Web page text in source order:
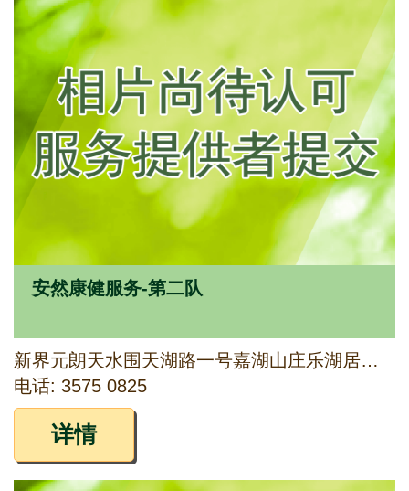
安然康健服务-第二队
新界元朗天水围天湖路一号嘉湖山庄乐湖居商场一楼D159铺
电话: 3575 0825
详情